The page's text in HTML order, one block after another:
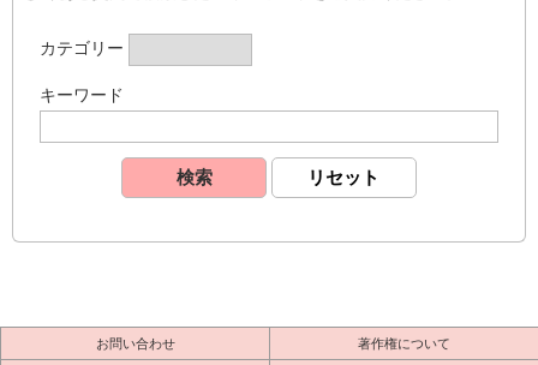
カテゴリー
キーワード
お問い合わせ 著作権について